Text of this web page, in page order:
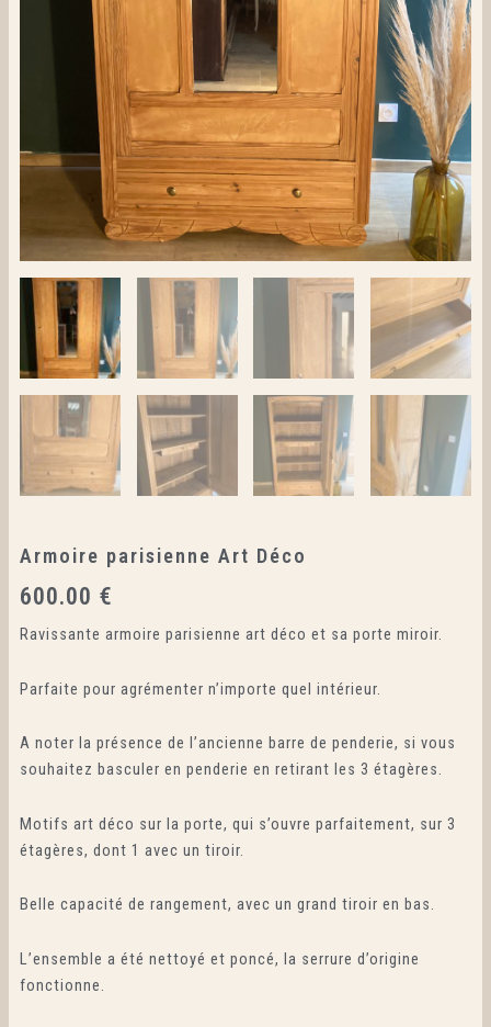
Armoire parisienne Art Déco
600.00 €
Ravissante armoire parisienne art déco et sa porte miroir.
Parfaite pour agrémenter n’importe quel intérieur.
A noter la présence de l’ancienne barre de penderie, si vous
souhaitez basculer en penderie en retirant les 3 étagères.
Motifs art déco sur la porte, qui s’ouvre parfaitement, sur 3
étagères, dont 1 avec un tiroir.
Belle capacité de rangement, avec un grand tiroir en bas.
L’ensemble a été nettoyé et poncé, la serrure d’origine
fonctionne.